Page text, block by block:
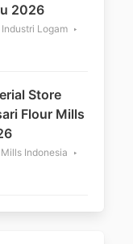
2026
Logam
Store
Flour Mills
Indonesia